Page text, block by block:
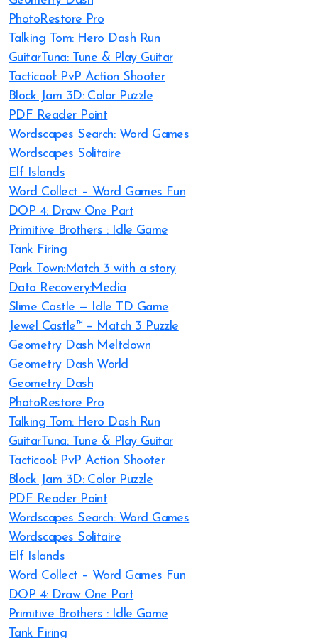
PhotoRestore Pro
Talking Tom: Hero Dash Run
GuitarTuna: Tune & Play Guitar
Tacticool: PvP Action Shooter
Block Jam 3D: Color Puzzle
PDF Reader Point
Wordscapes Search: Word Games
Wordscapes Solitaire
Elf Islands
Word Collect – Word Games Fun
DOP 4: Draw One Part
Primitive Brothers : Idle Game
Tank Firing
Park Town:Match 3 with a story
Data Recovery:Media
Slime Castle — Idle TD Game
Jewel Castle™ – Match 3 Puzzle
Geometry Dash Meltdown
Geometry Dash World
Geometry Dash
PhotoRestore Pro
Talking Tom: Hero Dash Run
GuitarTuna: Tune & Play Guitar
Tacticool: PvP Action Shooter
Block Jam 3D: Color Puzzle
PDF Reader Point
Wordscapes Search: Word Games
Wordscapes Solitaire
Elf Islands
Word Collect – Word Games Fun
DOP 4: Draw One Part
Primitive Brothers : Idle Game
Tank Firing